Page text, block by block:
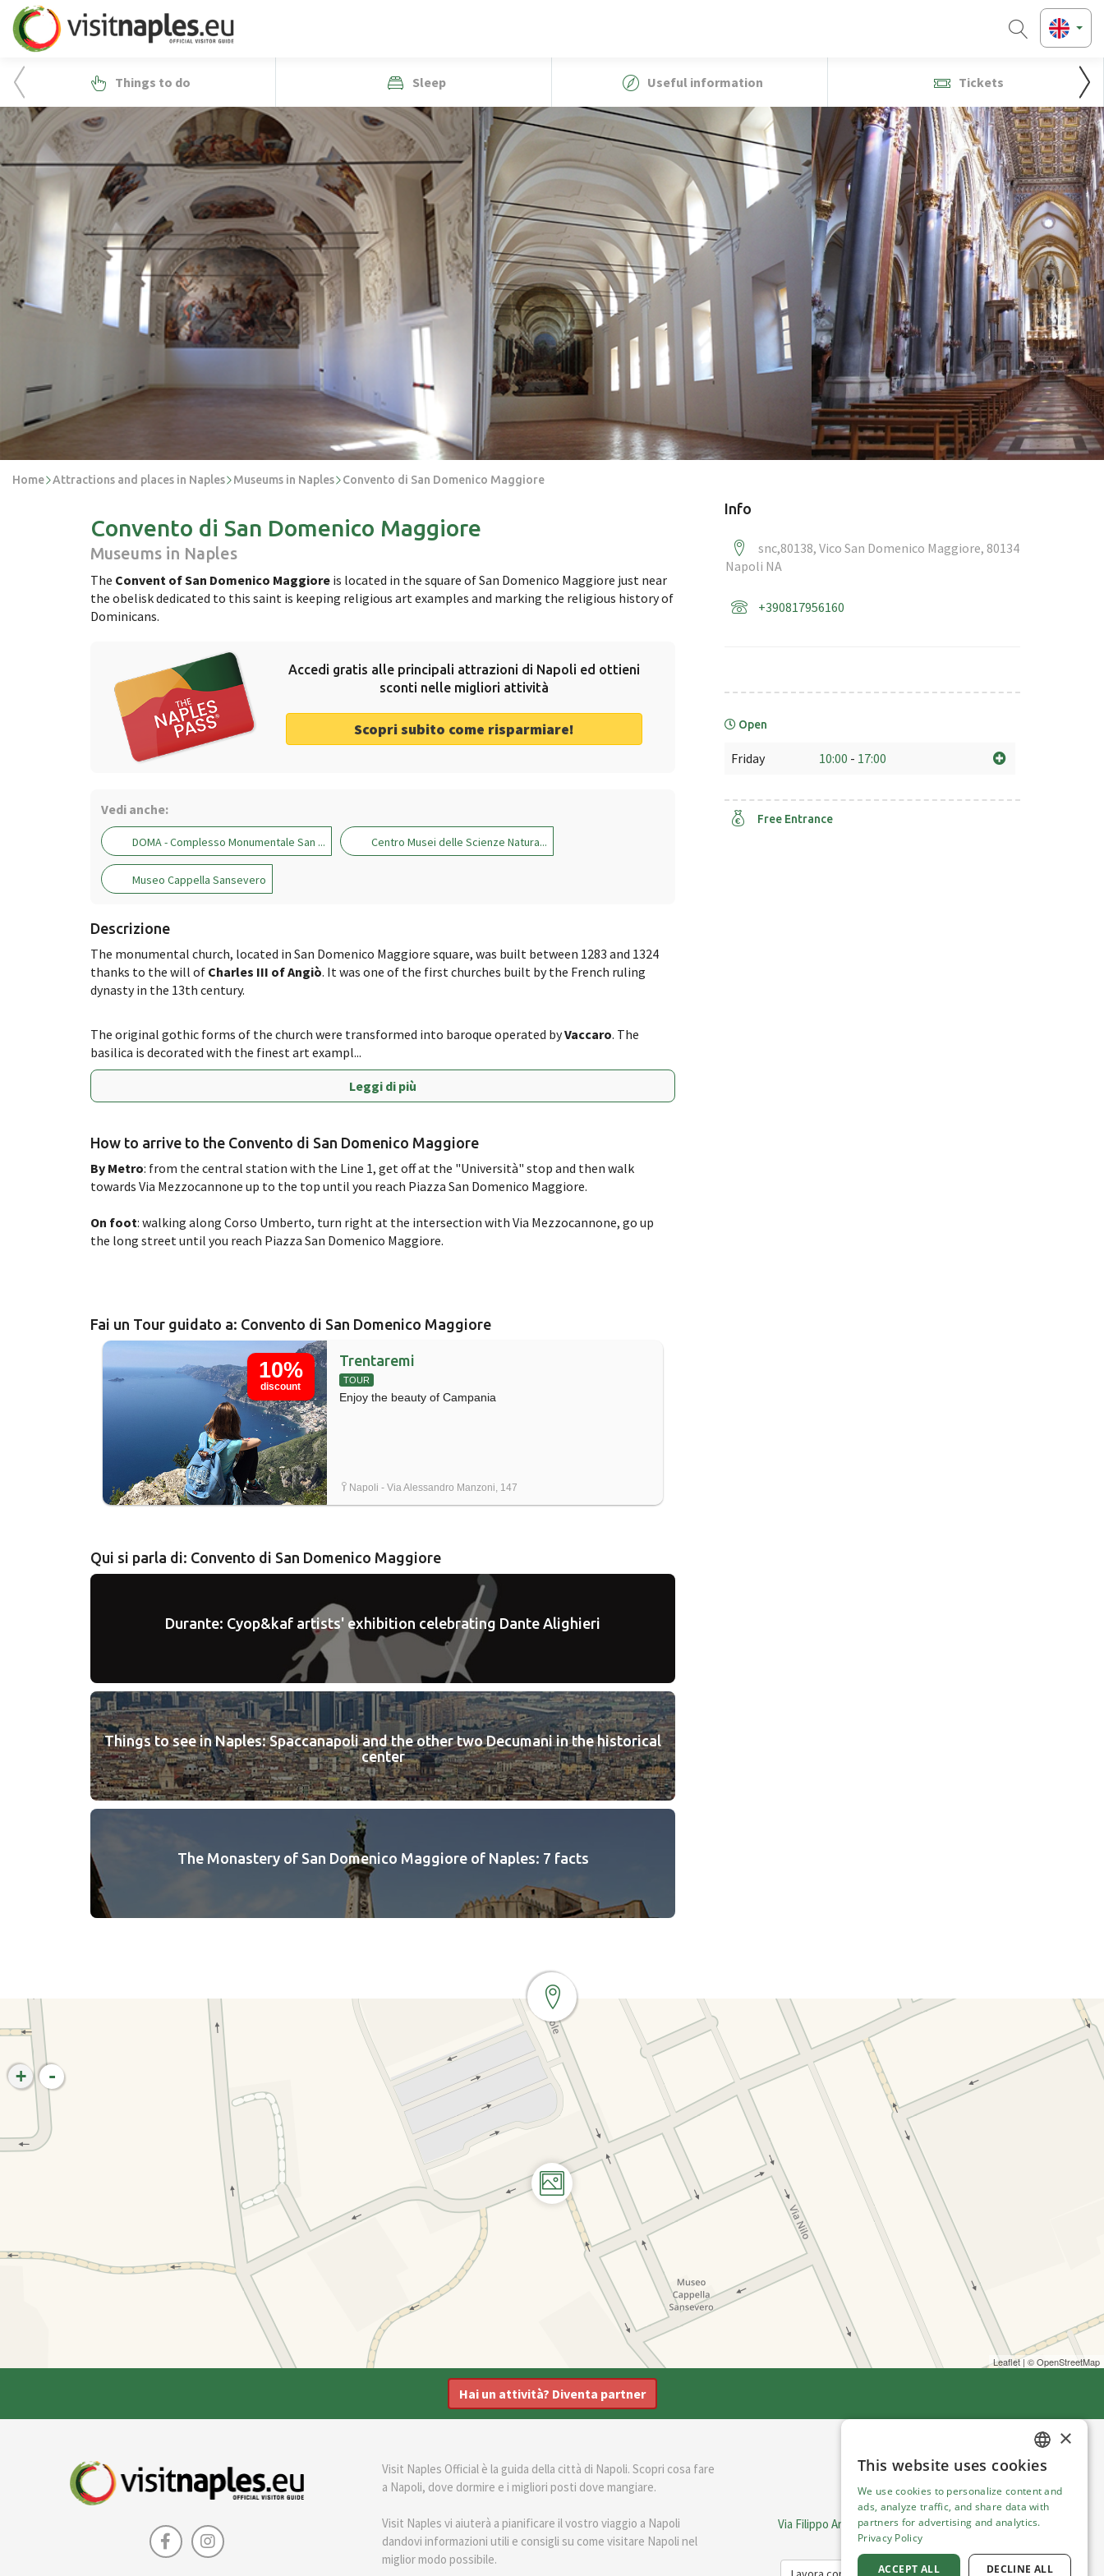
Things to do Sleep Useful information Tickets
Home Attractions and places in Naples Museums in Naples Convento di San Domenico Maggiore
Convento di San Domenico Maggiore
Museums in Naples
The Convent of San Domenico Maggiore is located in the square of San Domenico Maggiore just near
the obelisk dedicated to this saint is keeping religious art examples and marking the religious history of
Dominicans.
Accedi gratis alle principali attrazioni di Napoli ed ottieni
sconti nelle migliori attività
Scopri subito come risparmiare!
Vedi anche:
DOMA - Complesso Monumentale San ... Centro Musei delle Scienze Natura...
Museo Cappella Sansevero
Descrizione
The monumental church, located in San Domenico Maggiore square, was built between 1283 and 1324
thanks to the will of Charles III of Angiò. It was one of the first churches built by the French ruling
dynasty in the 13th century.
The original gothic forms of the church were transformed into baroque operated byVaccaro. The
basilica is decorated with the finest art exampl...
Leggi di più
How to arrive to the Convento di San Domenico Maggiore
By Metro: from the central station with the Line 1, get off at the "Università" stop and then walk
towards Via Mezzocannone up to the top until you reach Piazza San Domenico Maggiore.
On foot: walking along Corso Umberto, turn right at the intersection with Via Mezzocannone, go up
the long street until you reach Piazza San Domenico Maggiore.
Fai un Tour guidato a: Convento di San Domenico Maggiore
10%
discount
Trentaremi
TOUR
Enjoy the beauty of Campania
Napoli - Via Alessandro Manzoni, 147
Qui si parla di: Convento di San Domenico Maggiore
Durante: Cyop&kaf artists' exhibition celebrating Dante Alighieri
Things to see in Naples: Spaccanapoli and the other two Decumani in the historical
center
The Monastery of San Domenico Maggiore of Naples: 7 facts
Info
snc,80138, Vico San Domenico Maggiore, 80134
Napoli NA
+390817956160
Open
Friday 10:00 - 17:00
Free Entrance
+ -
Leaflet| ©OpenStreetMap
Hai un attività? Diventa partner
Visit Naples Official è la guida della città di Napoli. Scopri cosa fare
a Napoli, dove dormire e i migliori posti dove mangiare.
Visit Naples vi aiuterà a pianificare il vostro viaggio a Napoli
dandovi informazioni utili e consigli su come visitare Napoli nel
miglior modo possibile.
English
Visit Italy Srl
Via Filippo Argelati, 10, 20143 Milano | P.IVA 08368951219
Capitale Sociale 50.000€
ENGLISH
ITALIAN
×
This website uses cookies
We use cookies to personalize content and
ads, analyze traffic, and share data with
partners for advertising and analytics.
Privacy Policy
ACCEPT ALL DECLINE ALL